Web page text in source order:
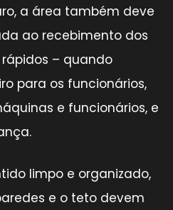
a área também deve
ao recebimento dos
– quando
para os funcionários,
e funcionários, e
limpo e organizado,
e o teto devem